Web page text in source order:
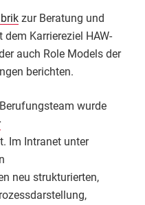
zur Beratung und
Karriereziel HAW-
auch Role Models der
berichten.
wurde
Im Intranet unter
neu strukturierten,